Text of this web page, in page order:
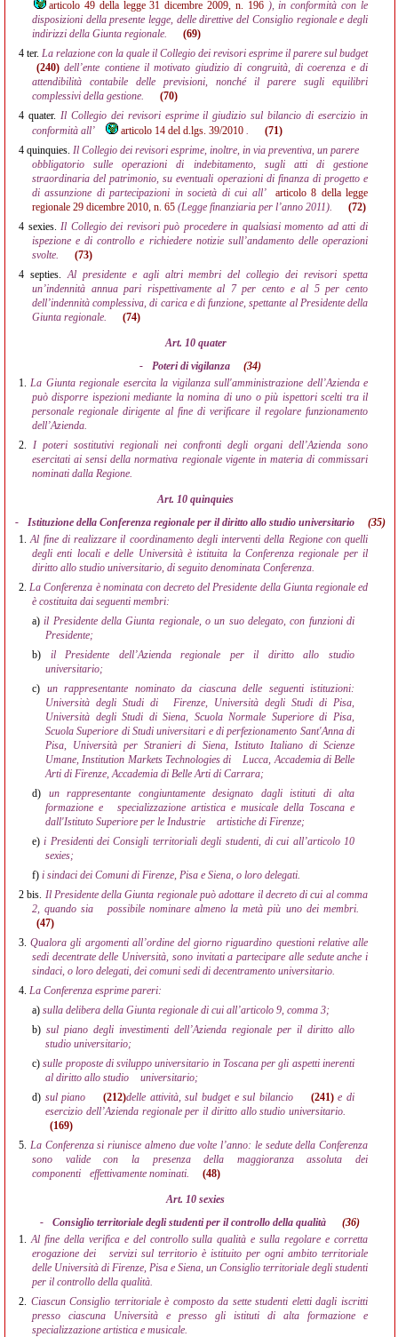
articolo 49 della legge 31 dicembre 2009, n. 196 ), in conformità con le
disposizioni della presente legge, delle direttive del Consiglio regionale e degli
indirizzi della Giunta regionale.
(69)
4 ter. La relazione con la quale il Collegio dei revisori esprime il parere sul budget
(240) dell’ente contiene il motivato giudizio di congruità, di coerenza e di
attendibilità contabile delle previsioni, nonché il parere sugli equilibri
complessivi della gestione.
(70)
4 quater. Il Collegio dei revisori esprime il giudizio sul bilancio di esercizio in
conformità all’
articolo 14 del d.lgs. 39/2010 .
(71)
4 quinquies. Il Collegio dei revisori esprime, inoltre, in via preventiva, un parere
obbligatorio sulle operazioni di indebitamento, sugli atti di gestione
straordinaria del patrimonio, su eventuali operazioni di finanza di progetto e
di assunzione di partecipazioni in società di cui all’
articolo 8 della legge
regionale 29 dicembre 2010, n. 65 (Legge finanziaria per l’anno 2011).
(72)
4 sexies. Il Collegio dei revisori può procedere in qualsiasi momento ad atti di
ispezione e di controllo e richiedere notizie sull’andamento delle operazioni
svolte.
(73)
4 septies. Al presidente e agli altri membri del collegio dei revisori spetta
un’indennità annua pari rispettivamente al 7 per cento e al 5 per cento
dell’indennità complessiva, di carica e di funzione, spettante al Presidente della
Giunta regionale.
(74)
Art. 10 quater
-
Poteri di vigilanza
(34)
1.La Giunta regionale esercita la vigilanza sull'amministrazione dell’Azienda e
può disporre ispezioni mediante la nomina di uno o più ispettori scelti tra il
personale regionale dirigente al fine di verificare il regolare funzionamento
dell’Azienda.
2. I poteri sostitutivi regionali nei confronti degli organi dell’Azienda sono
esercitati ai sensi della normativa regionale vigente in materia di commissari
nominati dalla Regione.
Art. 10 quinquies
-
Istituzione della Conferenza regionale per il diritto allo studio universitario
(35)
1.Al fine di realizzare il coordinamento degli interventi della Regione con quelli
degli enti locali e delle Università è istituita la Conferenza regionale per il
diritto allo studio universitario, di seguito denominata Conferenza.
2.La Conferenza è nominata con decreto del Presidente della Giunta regionale ed
è costituita dai seguenti membri:
a)il Presidente della Giunta regionale, o un suo delegato, con funzioni di
Presidente;
b) il Presidente dell’Azienda regionale per il diritto allo studio
universitario;
c) un rappresentante nominato da ciascuna delle seguenti istituzioni:
Università degli Studi di
Firenze, Università degli Studi di Pisa,
Università degli Studi di Siena, Scuola Normale Superiore di Pisa,
Scuola Superiore di Studi universitari e di perfezionamento Sant'Anna di
Pisa, Università per Stranieri di Siena, Istituto Italiano di Scienze
Umane, Institution Markets Technologies di
Lucca, Accademia di Belle
Arti di Firenze, Accademia di Belle Arti di Carrara;
d) un rappresentante congiuntamente designato dagli istituti di alta
formazione e
specializzazione artistica e musicale della Toscana e
dall'Istituto Superiore per le Industrie
artistiche di Firenze;
e)i Presidenti dei Consigli territoriali degli studenti, di cui all’articolo 10
sexies;
f) i sindaci dei Comuni di Firenze, Pisa e Siena, o loro delegati.
2 bis. Il Presidente della Giunta regionale può adottare il decreto di cui al comma
2, quando sia
possibile nominare almeno la metà più uno dei membri.
(47)
3.Qualora gli argomenti all’ordine del giorno riguardino questioni relative alle
sedi decentrate delle Università, sono invitati a partecipare alle sedute anche i
sindaci, o loro delegati, dei comuni sedi di decentramento universitario.
4. La Conferenza esprime pareri:
a) sulla delibera della Giunta regionale di cui all’articolo 9, comma 3;
b) sul piano degli investimenti dell’Azienda regionale per il diritto allo
studio universitario;
c)sulle proposte di sviluppo universitario in Toscana per gli aspetti inerenti
al diritto allo studio
universitario;
d) sul piano (212)delle attività, sul budget e sul bilancio (241)e di
esercizio dell’Azienda regionale per il diritto allo studio universitario.
(169)
5. La Conferenza si riunisce almeno due volte l’anno: le sedute della Conferenza
sono valide con la presenza della maggioranza assoluta dei
componenti
effettivamente nominati. (48)
Art. 10 sexies
-
Consiglio territoriale degli studenti per il controllo della qualità
(36)
1. Al fine della verifica e del controllo sulla qualità e sulla regolare e corretta
erogazione dei
servizi sul territorio è istituito per ogni ambito territoriale
delle Università di Firenze, Pisa e Siena, un Consiglio territoriale degli studenti
per il controllo della qualità.
2. Ciascun Consiglio territoriale è composto da sette studenti eletti dagli iscritti
presso ciascuna Università e presso gli istituti di alta formazione e
specializzazione artistica e musicale.